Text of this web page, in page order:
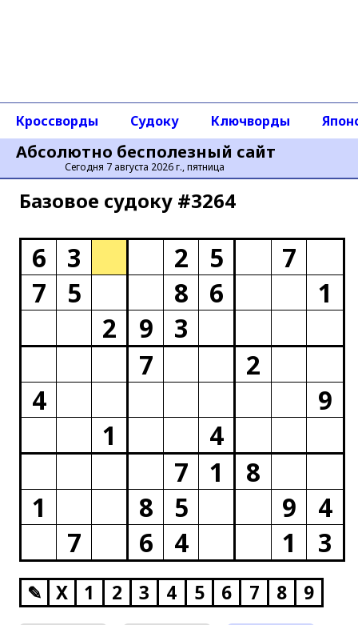
Абсолютно бесполезный сайт
Сегодня 7 августа 2026 г., пятница
Кроссворды Судоку Ключворды
Базовое cудоку #3264
6 3 2 5
7
7
5 8 6
1
2
9
3
7
2
4
9
1
4
7
1
8
1
8 5 9
4
7
6 4 1 3
✎ X 1 2 3 4 5 6 7 8 9